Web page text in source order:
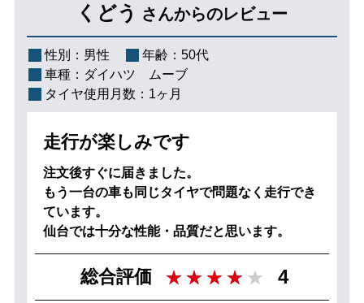
くどう さんからのレビュー
性別： 男性 年齢： 50代
車種： ダイハツ ムーブ
タイヤ使用月数： 1ヶ月
走行が楽しみです
注文後すぐに届きました。
もう一台の車も同じタイヤで問題なく走行でき
ています。
仙台では十分な性能・品質だと思います。
総合評価 4